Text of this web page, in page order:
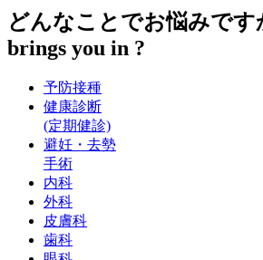
どんなことでお悩みです
brings you in ?
予防接種
健康診断
(定期健診)
避妊・去勢
手術
内科
外科
皮膚科
歯科